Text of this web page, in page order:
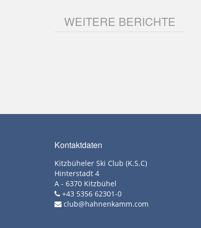
WEITERE BERICHTE
Kontaktdaten
Kitzbüheler Ski Club (K.S.C)
Hinterstadt 4
A - 6370 Kitzbühel
+43 5356 62301-0
club@hahnenkamm.com